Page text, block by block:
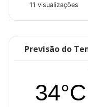
11 visualizações
Previsão do
34°C